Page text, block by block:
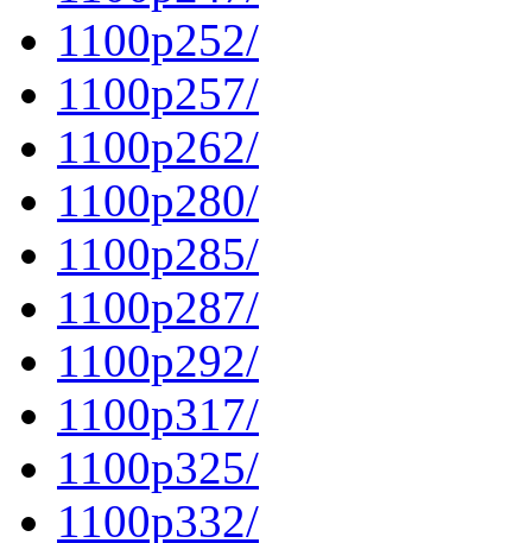
1100p252/
1100p257/
1100p262/
1100p280/
1100p285/
1100p287/
1100p292/
1100p317/
1100p325/
1100p332/